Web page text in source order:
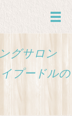
グサロン
プードルの